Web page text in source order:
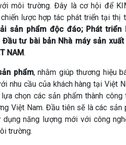
môi trường. Đây là cơ hội để
lược hợp tác phát triển tại thị
sản phẩm độc đáo; Phát
Đầu tư bài bản Nhà máy sản
NAM.
phẩm, nhằm giúp thương hiệu
nhu cầu của khách hàng tại Việt
lựa chọn các sản phẩm thành
Việt Nam. Đầu tiên sẽ là các sản
năng lượng mới với công
trường.